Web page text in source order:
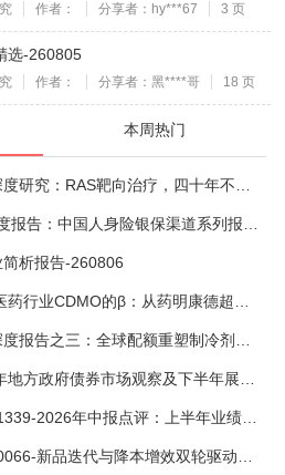
作者： 分享者：hy***67 3 页
选-260805
作者： 分享者：黑****哥 18 页
本周热门
析报告-260806
光大证券-百隆东方-601339-2026年中报点评：上半年业绩表现高增，国内外产能均有亮眼表现-260807